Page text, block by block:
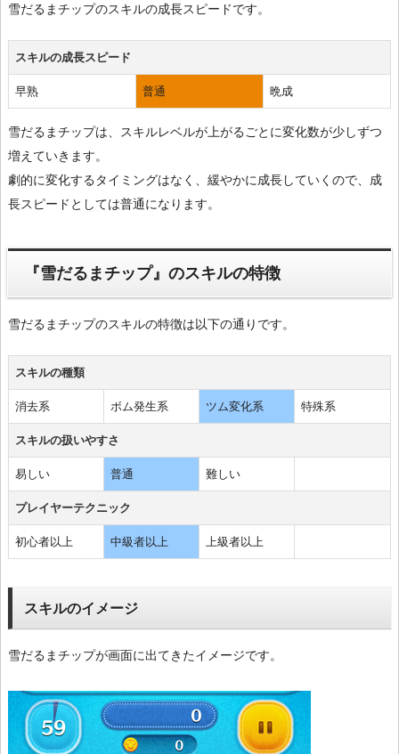
雪だるまチップのスキルの成長スピードです。
スキルの成長スピード
早熟 普通 晩成
雪だるまチップは、スキルレベルが上がるごとに変化数が少しずつ
増えていきます。
劇的に変化するタイミングはなく、緩やかに成長していくので、成
長スピードとしては普通になります。
『雪だるまチップ』のスキルの特徴
雪だるまチップのスキルの特徴は以下の通りです。
スキルの種類
消去系 ボム発生系 ツム変化系 特殊系
スキルの扱いやすさ
易しい 普通 難しい
プレイヤーテクニック
初心者以上 中級者以上 上級者以上
スキルのイメージ
雪だるまチップが画面に出てきたイメージです。